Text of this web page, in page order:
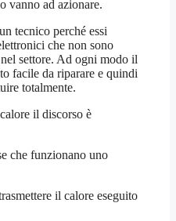
vanno ad azionare.
tecnico perché essi
che non sono
settore. Ad ogni modo il
facile da riparare e quindi
totalmente.
il discorso è
che funzionano uno
il calore eseguito